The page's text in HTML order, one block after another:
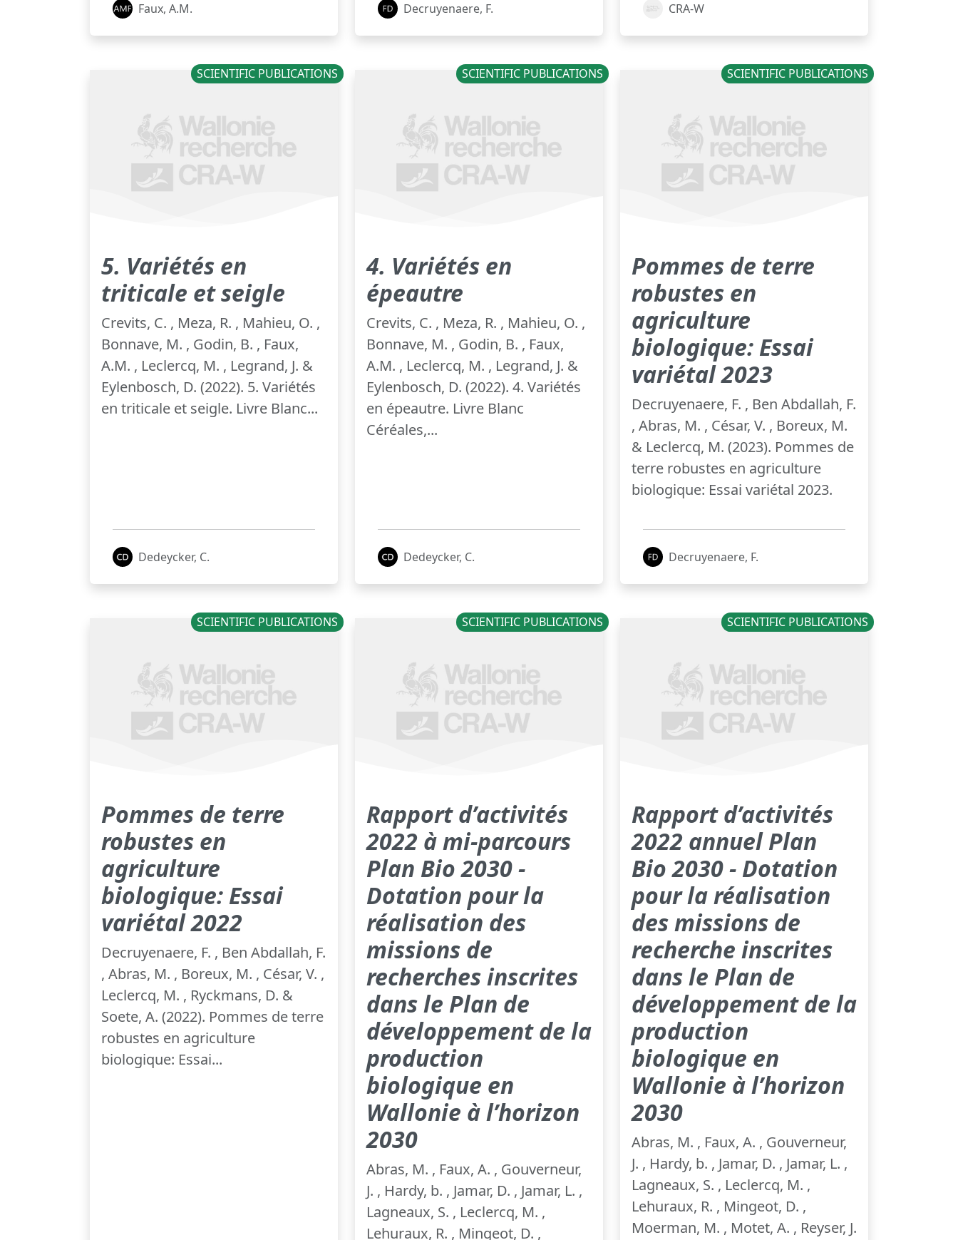
Faux, A.M. Decruyenaere, F. CRA-W
SCIENTIFIC PUBLICATIONS
5. Variétés en
triticale et seigle
Crevits, C. , Meza, R. , Mahieu, O. ,
Bonnave, M. , Godin, B. , Faux,
A.M. , Leclercq, M. , Legrand, J. &
Eylenbosch, D. (2022). 5. Variétés
en triticale et seigle. Livre Blanc...
Dedeycker, C.
SCIENTIFIC PUBLICATIONS
4. Variétés en
épeautre
Crevits, C. , Meza, R. , Mahieu, O. ,
Bonnave, M. , Godin, B. , Faux,
A.M. , Leclercq, M. , Legrand, J. &
Eylenbosch, D. (2022). 4. Variétés
en épeautre. Livre Blanc
Céréales,...
Dedeycker, C.
SCIENTIFIC PUBLICATIONS
Pommes de terre
robustes en
agriculture
biologique: Essai
variétal 2023
Decruyenaere, F. , Ben Abdallah, F.
, Abras, M. , César, V. , Boreux, M.
& Leclercq, M. (2023). Pommes de
terre robustes en agriculture
biologique: Essai variétal 2023.
Decruyenaere, F.
SCIENTIFIC PUBLICATIONS
Pommes de terre
robustes en
agriculture
biologique: Essai
variétal 2022
Decruyenaere, F. , Ben Abdallah, F.
, Abras, M. , Boreux, M. , César, V. ,
Leclercq, M. , Ryckmans, D. &
Soete, A. (2022). Pommes de terre
robustes en agriculture
biologique: Essai...
SCIENTIFIC PUBLICATIONS
Rapport d’activités
2022 à mi-parcours
Plan Bio 2030 -
Dotation pour la
réalisation des
missions de
recherches inscrites
dans le Plan de
développement de la
production
biologique en
Wallonie à l’horizon
2030
Abras, M. , Faux, A. , Gouverneur,
J. , Hardy, b. , Jamar, D. , Jamar, L. ,
Lagneaux, S. , Leclercq, M. ,
Lehuraux, R. , Mingeot, D. ,
SCIENTIFIC PUBLICATIONS
Rapport d’activités
2022 annuel Plan
Bio 2030 - Dotation
pour la réalisation
des missions de
recherche inscrites
dans le Plan de
développement de la
production
biologique en
Wallonie à l’horizon
2030
Abras, M. , Faux, A. , Gouverneur,
J. , Hardy, b. , Jamar, D. , Jamar, L. ,
Lagneaux, S. , Leclercq, M. ,
Lehuraux, R. , Mingeot, D. ,
Moerman, M. , Motet, A. , Reyser, J.